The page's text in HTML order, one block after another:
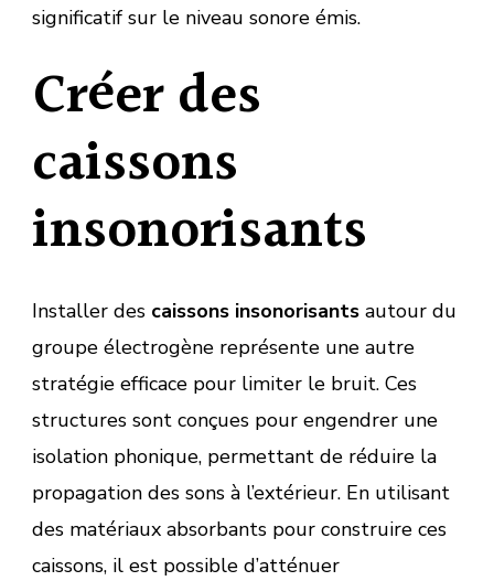
significatif sur le niveau sonore émis.
Créer des
caissons
insonorisants
Installer des caissons insonorisants autour du
groupe électrogène représente une autre
stratégie efficace pour limiter le bruit. Ces
structures sont conçues pour engendrer une
isolation phonique, permettant de réduire la
propagation des sons à l’extérieur. En utilisant
des matériaux absorbants pour construire ces
caissons, il est possible d’atténuer